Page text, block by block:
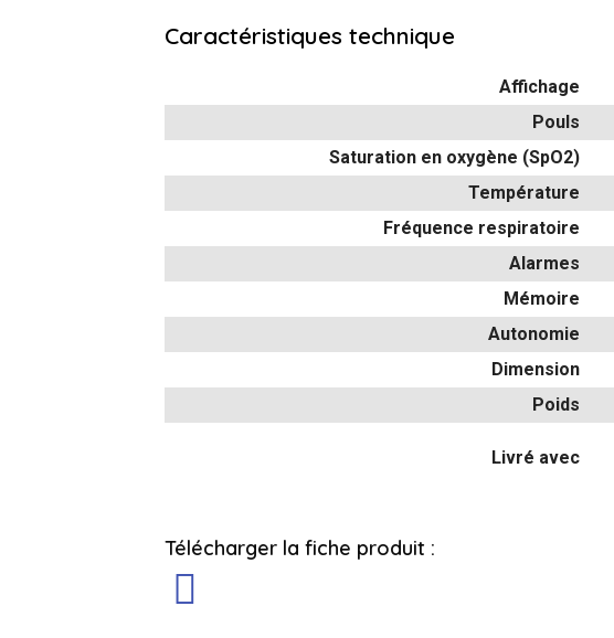
Caractéristiques technique
Affichage
Pouls
Saturation en oxygène (SpO2)
Température
Fréquence respiratoire
Alarmes
Mémoire
Autonomie
Dimension
Poids
Livré avec
Télécharger la fiche produit :